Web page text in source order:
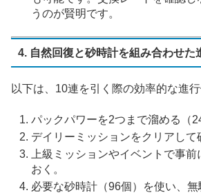
うのが賢明です。
4. 自然回復と砂時計を組み合わせた
以下は、10連を引く際の効率的な進行
パックパワーを2つまで溜める（
デイリーミッションをクリアして
上級ミッションやイベントで事
おく。
必要な砂時計（96個）を使い、無